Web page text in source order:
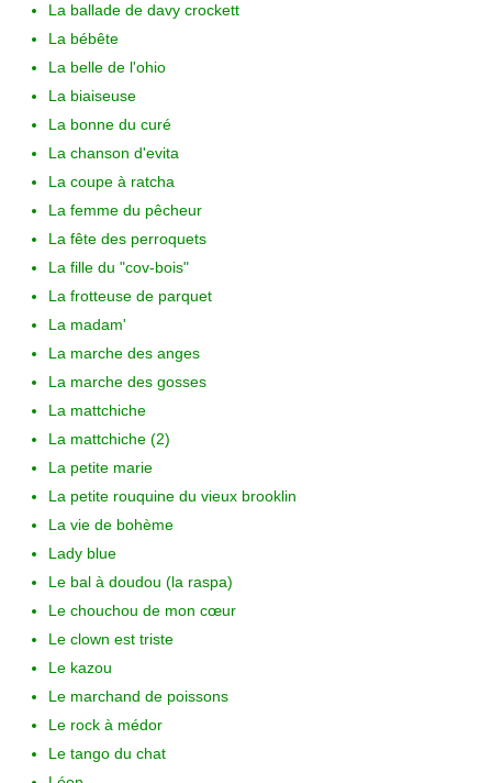
La ballade de davy crockett
La bébête
La belle de l'ohio
La biaiseuse
La bonne du curé
La chanson d'evita
La coupe à ratcha
La femme du pêcheur
La fête des perroquets
La fille du "cov-bois"
La frotteuse de parquet
La madam'
La marche des anges
La marche des gosses
La mattchiche
La mattchiche (2)
La petite marie
La petite rouquine du vieux brooklin
La vie de bohème
Lady blue
Le bal à doudou (la raspa)
Le chouchou de mon cœur
Le clown est triste
Le kazou
Le marchand de poissons
Le rock à médor
Le tango du chat